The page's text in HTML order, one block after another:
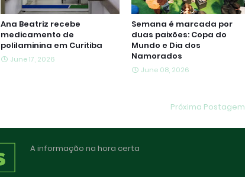
Ana Beatriz recebe
medicamento de
polilaminina em Curitiba
June 17, 2026
Semana é marcada por
duas paixões: Copa do
Mundo e Dia dos
Namorados
June 08, 2026
Próxima Postagem
A informação na hora certa